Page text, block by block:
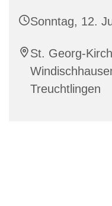
Sonntag, 12.
St. Georg-
Treuchtlingen